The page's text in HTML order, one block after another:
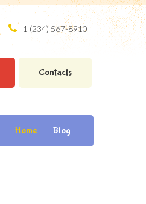
1 (234) 567-8910
Contacts
Home Blog